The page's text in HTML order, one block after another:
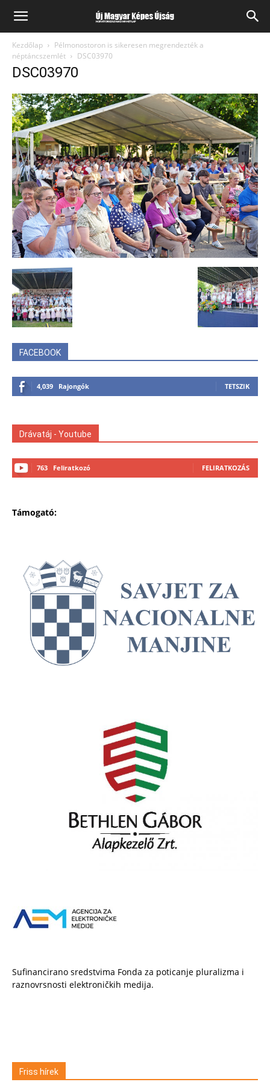
Kezdőlap
Pélmonostoron is sikeresen megrendezték a
néptáncszemlét
DSC03970
DSC03970
FACEBOOK
4,039 Rajongók TETSZIK
Drávatáj - Youtube
763 Feliratkozó FELIRATKOZÁS
Támogató:
Sufinancirano sredstvima Fonda za poticanje pluralizma i
raznovrsnosti elektroničkih medija.
Friss hírek